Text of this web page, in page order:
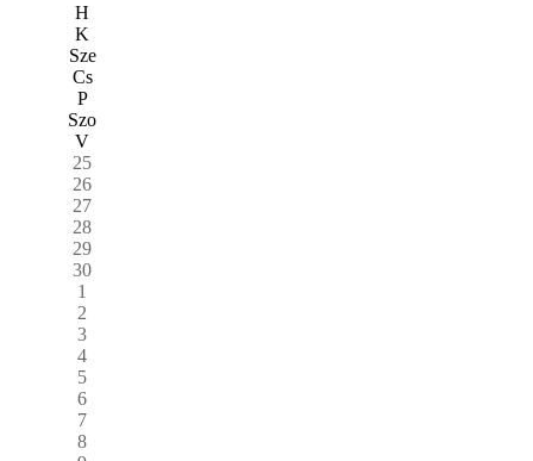
H
K
Sze
Cs
P
Szo
V
25
26
27
28
29
30
1
2
3
4
5
6
7
8